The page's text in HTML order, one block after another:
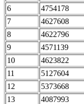
6 4754178
7 4627608
8 4622796
9 4571139
10 4623822
11 5127604
12 5373668
13 4087993